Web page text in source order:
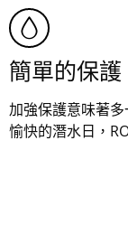
簡單的保護
加強保護意味著
愉快的潛水日，